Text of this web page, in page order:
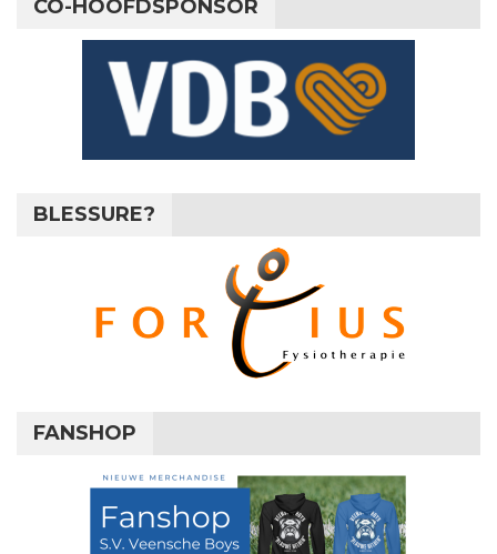
CO-HOOFDSPONSOR
BLESSURE?
FANSHOP